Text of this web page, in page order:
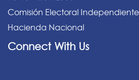
Comisión Electoral
Hacienda Nacional
Connect With Us